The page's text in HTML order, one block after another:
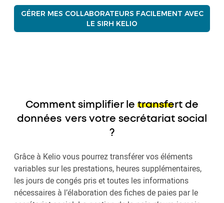
GÉRER MES COLLABORATEURS FACILEMENT AVEC
LE SIRH KELIO
Comment simplifier le transfert de
données vers votre secrétariat social
?
Grâce à Kelio vous pourrez transférer vos éléments
variables sur les prestations, heures supplémentaires,
les jours de congés pris et toutes les informations
nécessaires à l’élaboration des fiches de paies par le